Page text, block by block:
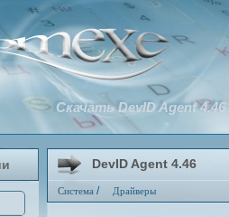
DevID Agent 4.46
Система / Драйверы
Скачать DevID Agent 4.46